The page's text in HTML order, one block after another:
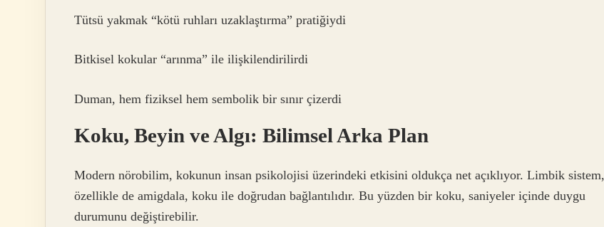
Tütsü yakmak “kötü ruhları uzaklaştırma” pratiğiydi
Bitkisel kokular “arınma” ile ilişkilendirilirdi
Duman, hem fiziksel hem sembolik bir sınır çizerdi
Koku, Beyin ve Algı: Bilimsel Arka Plan
Modern nörobilim, kokunun insan psikolojisi üzerindeki etkisini oldukça net açıklıyor. Limbik sistem,
özellikle de amigdala, koku ile doğrudan bağlantılıdır. Bu yüzden bir koku, saniyeler içinde duygu
durumunu değiştirebilir.